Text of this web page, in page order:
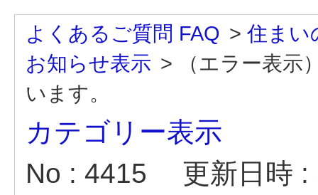
よくあるご質問 FAQ > 住まい
お知らせ表示 >
（エラー表
います。
カテゴリー表示
No : 4415
更新日時